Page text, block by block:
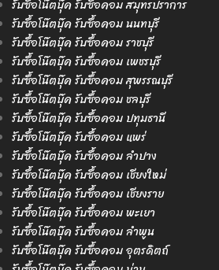
รับซื้อโน๊ตบุ๊ค รับซื้อคอม สมุทรปราการ
รับซื้อโน๊ตบุ๊ค รับซื้อคอม นนทบุรี
รับซื้อโน๊ตบุ๊ค รับซื้อคอม ราชบุรี
รับซื้อโน๊ตบุ๊ค รับซื้อคอม เพชรบุรี
รับซื้อโน๊ตบุ๊ค รับซื้อคอม สุพรรณบุรี
รับซื้อโน๊ตบุ๊ค รับซื้อคอม ชลบุรี
รับซื้อโน๊ตบุ๊ค รับซื้อคอม ปทุมธานี
รับซื้อโน๊ตบุ๊ค รับซื้อคอม แพร่
รับซื้อโน๊ตบุ๊ค รับซื้อคอม ลำปาง
รับซื้อโน๊ตบุ๊ค รับซื้อคอม เชียงใหม่
รับซื้อโน๊ตบุ๊ค รับซื้อคอม เชียงราย
รับซื้อโน๊ตบุ๊ค รับซื้อคอม พะเยา
รับซื้อโน๊ตบุ๊ค รับซื้อคอม ลำพูน
รับซื้อโน๊ตบุ๊ค รับซื้อคอม อุตรดิตถ์